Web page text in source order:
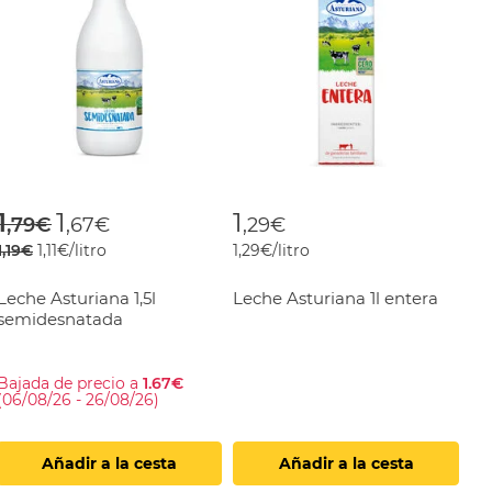
reduced from
,79€to
1,67€
1,11€/litro
Asturiana 1,5l
de precio a 1.67€
08/26 - 26/08/26)
Añadir a la cesta
1,29€
1,29€/litro
Leche Asturiana 1l entera
Añadir a la cesta